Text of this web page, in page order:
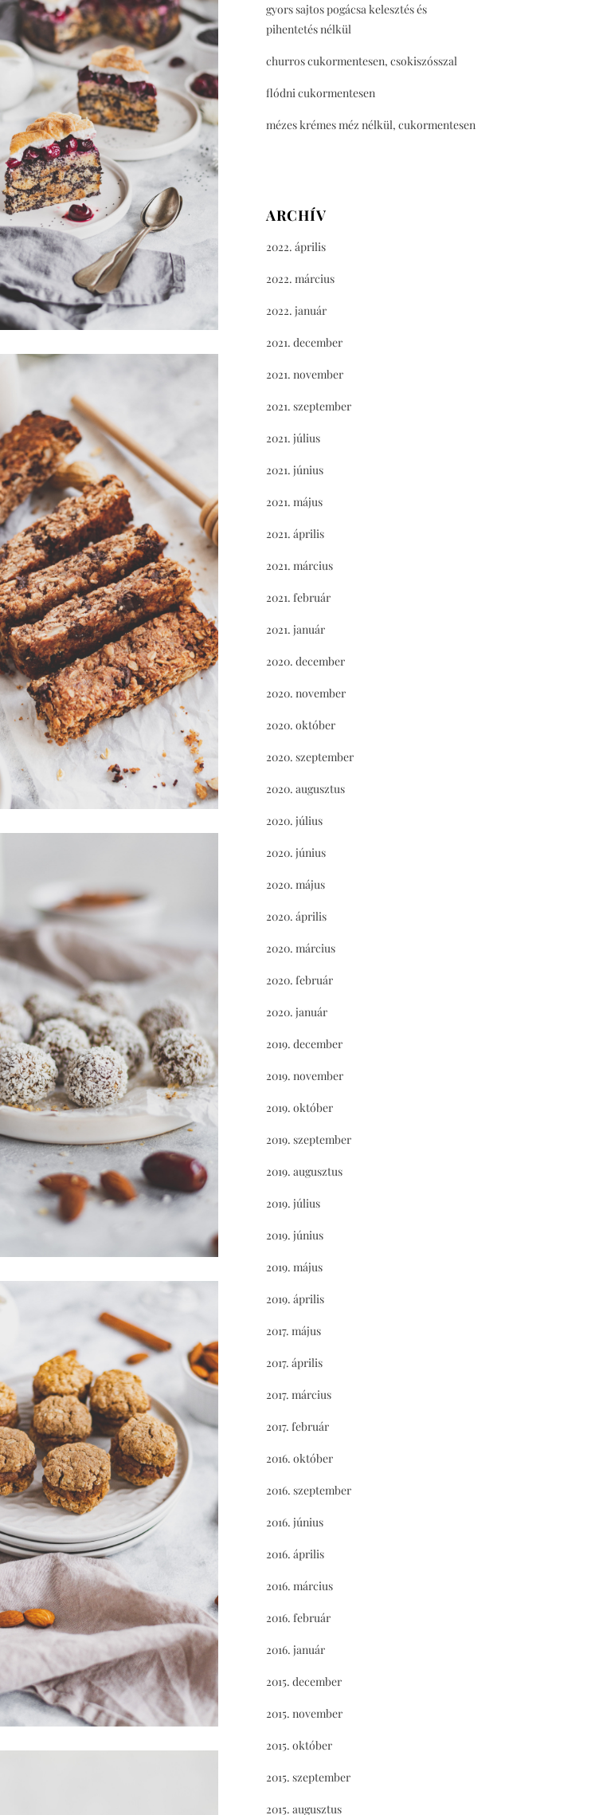
gyors sajtos pogácsa kelesztés és
pihentetés nélkül
churros cukormentesen, csokiszósszal
flódni cukormentesen
mézes krémes méz nélkül, cukormentesen
ARCHÍV
2022. április
2022. március
2022. január
2021. december
2021. november
2021. szeptember
2021. július
2021. június
2021. május
2021. április
2021. március
2021. február
2021. január
2020. december
2020. november
2020. október
2020. szeptember
2020. augusztus
2020. július
2020. június
2020. május
2020. április
2020. március
2020. február
2020. január
2019. december
2019. november
2019. október
2019. szeptember
2019. augusztus
2019. július
2019. június
2019. május
2019. április
2017. május
2017. április
2017. március
2017. február
2016. október
2016. szeptember
2016. június
2016. április
2016. március
2016. február
2016. január
2015. december
2015. november
2015. október
2015. szeptember
2015. augusztus